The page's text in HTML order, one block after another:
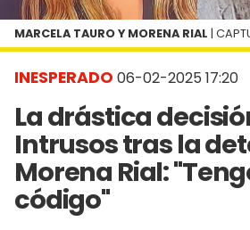
INESPERADO 06-02-2025 17:20
La drástica
Intrusos tras la
Morena Rial:
código"
MARCELA TAURO Y MORENA RIAL |